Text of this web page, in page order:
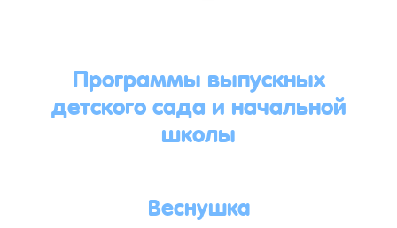
Программы выпускных
детского сада и начальной
школы
Веснушка